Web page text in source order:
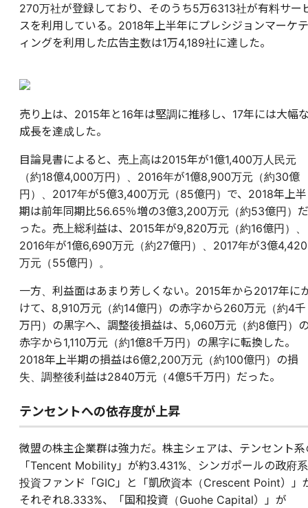
270万社が登録しており、そのうち5万6313社が有料サー
スを利用している。2018年上半年にプレシジョンマーケテ
ィングを利用した広告主数は1万4,189社に達した。
売り上は、2015年と16年は堅調に推移し、17年には大幅
成長を達成した。
目論見書によると、売上高は2015年が1億1,400万人民元
（約18億4,000万円）、2016年が1億8,900万元（約30億
円）、2017年が5億3,400万元（85億円）で、2018年上半
期は前年同期比56.65％増の3億3,200万元（約53億円）だ
った。売上総利益は、2015年が9,820万元（約16億円）、
2016年が1億6,690万元（約27億円）、2017年が3億4,420
万元（55億円）。
一方、利益面はあまり芳しくない。2015年から2017年に
けて、8,910万元（約14億円）の赤字から260万元（約4千
万円）の黒字へ、調整後損益は、5,060万元（約8億円）
赤字から1,110万元（約1億8千万円）の黒字に転換した。
2018年上半期の損益は6億2,200万元（約100億円）の損
失、調整後利益は2840万元（4億5千万円）だった。
テンセントへの依存度が上昇
微盟の株主企業群は強力だ。株主シェアは、テンセント系
「Tencent Mobility」が約3.431%、シンガポールの政府系
投資ファンド「GIC」と「凱欣資本（Crescent Point）」
それぞれ8.333%、「国和投資（Guohe Capital）」が